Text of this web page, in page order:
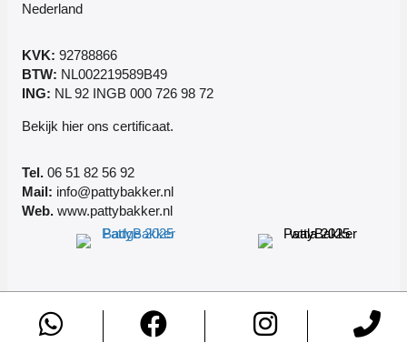
Nederland
KVK: 92788866
BTW: NL002219589B49
ING: NL 92 INGB 000 726 98 72
Bekijk hier ons certificaat.
Tel. 06 51 82 56 92
Mail: info@pattybakker.nl
Web. www.pattybakker.nl